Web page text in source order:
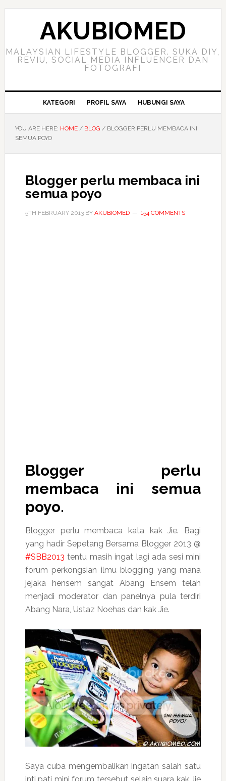
Skip
Skip
Skip
AKUBIOMED
MALAYSIAN LIFESTYLE BLOGGER. SUKA DIY,
REVIU, SOCIAL MEDIA INFLUENCER DAN
FOTOGRAFI
KATEGORI PROFIL SAYA HUBUNGI SAYA
YOU ARE HERE: HOME / BLOG /BLOGGER PERLU MEMBACA INI
SEMUA POYO
Blogger perlu membaca ini
semua poyo
5TH FEBRUARY 2013BY AKUBIOMED 154 COMMENTS
Blogger perlu
membaca ini semua
poyo.
Blogger perlu membaca kata kak Jie. Bagi
yang hadir Sepetang Bersama Blogger 2013 @
#SBB2013 tentu masih ingat lagi ada sesi mini
forum perkongsian ilmu blogging yang mana
jejaka hensem sangat Abang Ensem telah
menjadi moderator dan panelnya pula terdiri
Abang Nara, Ustaz Noehas dan kak Jie.
Saya cuba mengembalikan ingatan salah satu